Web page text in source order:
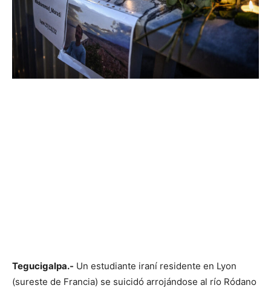
Tegucigalpa.- Un estudiante iraní residente en Lyon
(sureste de Francia) se suicidó arrojándose al río Ródano